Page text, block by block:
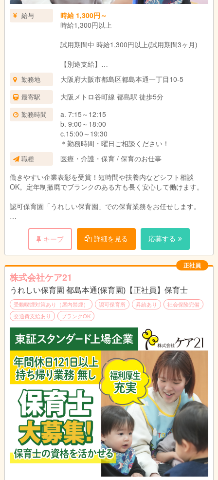
給与
時給 1,300円～
時給1,300円以上
試用期間中 時給1,300円以上(試用期間3ヶ月)
【別途支給】
(7：00～9：00/18：30～20：30の時間帯に勤務
した回数に応じ支給)
試用期間：3ヶ月(同条件)
勤務地 大阪府大阪市都島区都島本通一丁目10-5
最寄駅 大阪メトロ谷町線 都島駅 徒歩5分
勤務時間
a. 7:15～12:15
b. 9:00～18:00
c.15:00～19:30
＊勤務時間・曜日ご相談ください！
職種
医療・介護・保育 / 保育のお仕事
働きやすい企業表彰を受賞！短時間や扶養内などシフト相談
OK。定年制撤廃でブランクのある方も長く安心して働けます。
認可保育園「うれしい保育園」での保育業務をお任せします。
残業や持ち帰り仕事はなく、
先輩スタッフが丁寧にフォローするため、
未経験の方や久しぶりの職場復帰となる方も安心。
ライフスタイルに合わせた働き方が可能です。
キープ 詳細を見る 応募する
正社員
株式会社ケア21
うれしい保育園 都島本通(保育園)【正社員】保育士
受動喫煙対策あり（屋内禁煙） 認可保育所 昇給あり
社会保険完備
交通費支給あり
ブランクOK